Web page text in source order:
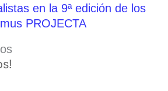
en la 9ª edición de los
PROJECTA